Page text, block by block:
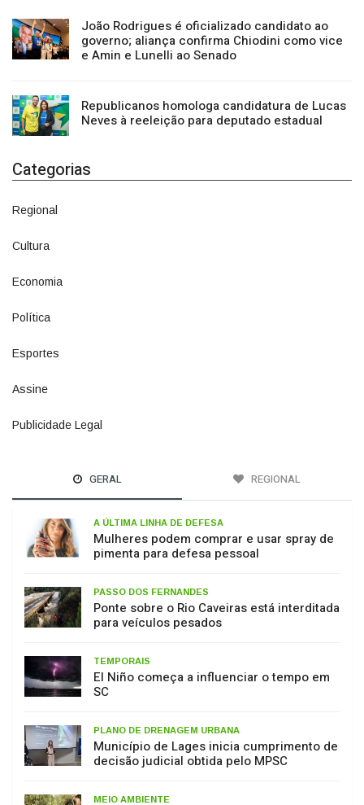
João Rodrigues é oficializado candidato ao
governo; aliança confirma Chiodini como vice
e Amin e Lunelli ao Senado
Republicanos homologa candidatura de Lucas
Neves à reeleição para deputado estadual
Categorias
Regional
Cultura
Economia
Política
Esportes
Assine
Publicidade Legal
GERAL REGIONAL
A ÚLTIMA LINHA DE DEFESA
Mulheres podem comprar e usar spray de
pimenta para defesa pessoal
PASSO DOS FERNANDES
Ponte sobre o Rio Caveiras está interditada
para veículos pesados
TEMPORAIS
El Niño começa a influenciar o tempo em
SC
PLANO DE DRENAGEM URBANA
Município de Lages inicia cumprimento de
decisão judicial obtida pelo MPSC
MEIO AMBIENTE